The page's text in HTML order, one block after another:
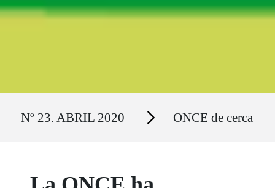
Nº 23. ABRIL 2020 Secciones ONCE de cerca